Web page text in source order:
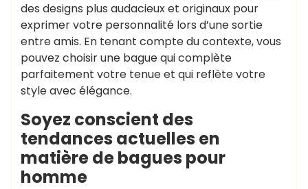
des designs plus audacieux et originaux pour
exprimer votre personnalité lors d’une sortie
entre amis. En tenant compte du contexte, vous
pouvez choisir une bague qui complète
parfaitement votre tenue et qui reflète votre
style avec élégance.
Soyez conscient des
tendances actuelles en
matière de bagues pour
homme